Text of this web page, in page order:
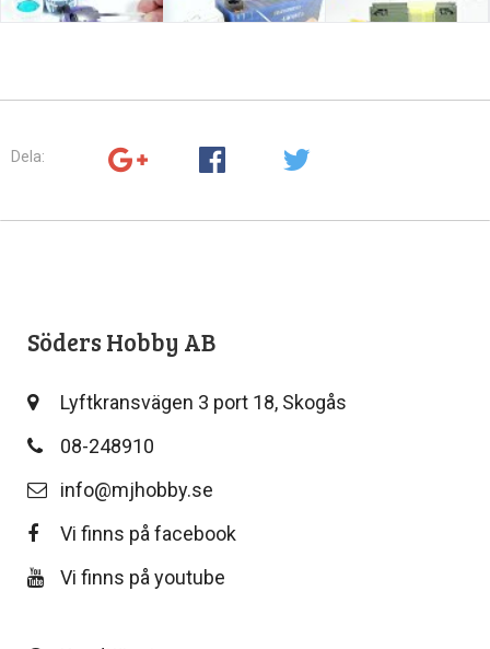
Dela:
Söders Hobby AB
Lyftkransvägen 3 port 18, Skogås
08-248910
info@mjhobby.se
Vi finns på facebook
Vi finns på youtube